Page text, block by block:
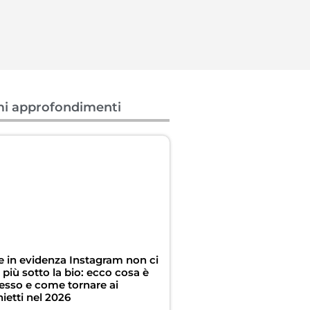
approfondimenti
in evidenza Instagram non ci
sotto la bio: ecco cosa è
e come tornare ai
nel 2026